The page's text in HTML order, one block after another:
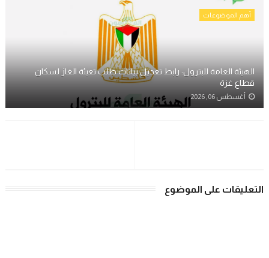
أهم الموضوعات
الهيئة العامة للبترول: رابط تعديل بيانات طلب تعبئة الغاز لسكان
قطاع غزة
أغسطس 06, 2026
التعليقات على الموضوع